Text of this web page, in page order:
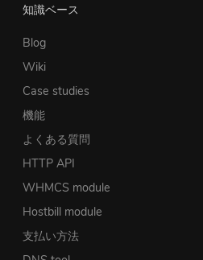
知識ベース
Blog
Wiki
Case studies
機能
よくある質問
HTTP API
WHMCS module
Hostbill module
支払い方法